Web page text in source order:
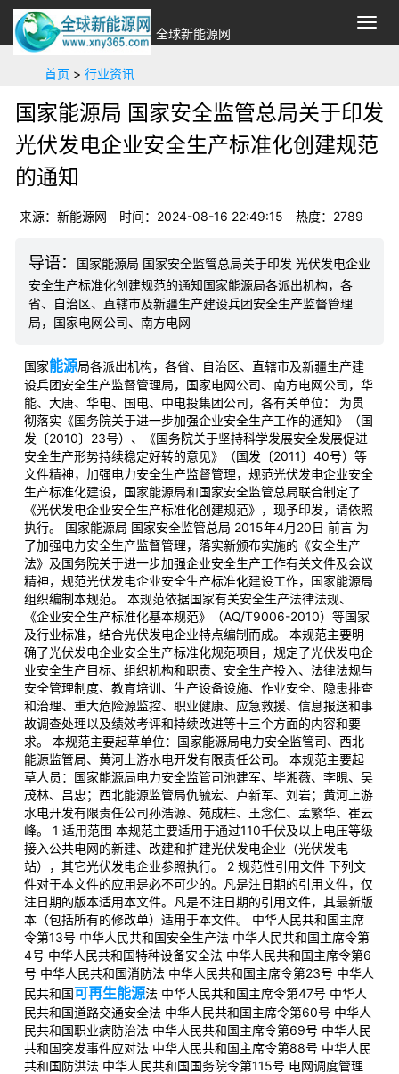
切
换
全球新能源网
首页 > 行业资讯
国家能源局 国家安全监管总局关于印发
光伏发电企业安全生产标准化创建规范
的通知
来源：新能源网 时间：2024-08-16 22:49:15 热度： 2789
国家能源局 国家安全监管总局关于印发 光伏发电企业
安全生产标准化创建规范的通知国家能源局各派出机构，各
省、自治区、直辖市及新疆生产建设兵团安全生产监督管理
局，国家电网公司、南方电网
国家能源局各派出机构，各省、自治区、直辖市及新疆生产建
设兵团安全生产监督管理局，国家电网公司、南方电网公司，华
能、大唐、华电、国电、中电投集团公司，各有关单位： 为贯
彻落实《国务院关于进一步加强企业安全生产工作的通知》（国
发〔2010〕23号）、《国务院关于坚持科学发展安全发展促进
安全生产形势持续稳定好转的意见》（国发〔2011〕40号）等
文件精神，加强电力安全生产监督管理，规范光伏发电企业安全
生产标准化建设，国家能源局和国家安全监管总局联合制定了
《光伏发电企业安全生产标准化创建规范》，现予印发，请依照
执行。 国家能源局 国家安全监管总局 2015年4月20日 前言 为
了加强电力安全生产监督管理，落实新颁布实施的《安全生产
法》及国务院关于进一步加强企业安全生产工作有关文件及会议
精神，规范光伏发电企业安全生产标准化建设工作，国家能源局
组织编制本规范。 本规范依据国家有关安全生产法律法规、
《企业安全生产标准化基本规范》（AQ/T9006-2010）等国家
及行业标准，结合光伏发电企业特点编制而成。 本规范主要明
确了光伏发电企业安全生产标准化规范项目，规定了光伏发电企
业安全生产目标、组织机构和职责、安全生产投入、法律法规与
安全管理制度、教育培训、生产设备设施、作业安全、隐患排查
和治理、重大危险源监控、职业健康、应急救援、信息报送和事
故调查处理以及绩效考评和持续改进等十三个方面的内容和要
求。 本规范主要起草单位：国家能源局电力安全监管司、西北
能源监管局、黄河上游水电开发有限责任公司。 本规范主要起
草人员：国家能源局电力安全监管司池建军、毕湘薇、李晛、吴
茂林、吕忠；西北能源监管局仇毓宏、卢新军、刘岩；黄河上游
水电开发有限责任公司孙浩源、苑成柱、王念仁、孟繁华、崔云
峰。 1 适用范围 本规范主要适用于通过110千伏及以上电压等级
接入公共电网的新建、改建和扩建光伏发电企业（光伏发电
站），其它光伏发电企业参照执行。 2 规范性引用文件 下列文
件对于本文件的应用是必不可少的。凡是注日期的引用文件，仅
注日期的版本适用本文件。凡是不注日期的引用文件，其最新版
本（包括所有的修改单）适用于本文件。 中华人民共和国主席
令第13号 中华人民共和国安全生产法 中华人民共和国主席令第
4号 中华人民共和国特种设备安全法 中华人民共和国主席令第6
号 中华人民共和国消防法 中华人民共和国主席令第23号 中华人
民共和国可再生能源法 中华人民共和国主席令第47号 中华人
民共和国道路交通安全法 中华人民共和国主席令第60号 中华人
民共和国职业病防治法 中华人民共和国主席令第69号 中华人民
共和国突发事件应对法 中华人民共和国主席令第88号 中华人民
共和国防洪法 中华人民共和国国务院令第115号 电网调度管理